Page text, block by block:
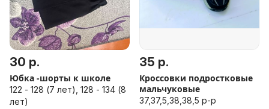
30 р.
Юбка -шорты к школе
122 - 128 (7 лет), 128 - 134 (8
лет)
35 р.
Кроссовки подростковые
мальчуковые
37,37,5,38,38,5 р-р